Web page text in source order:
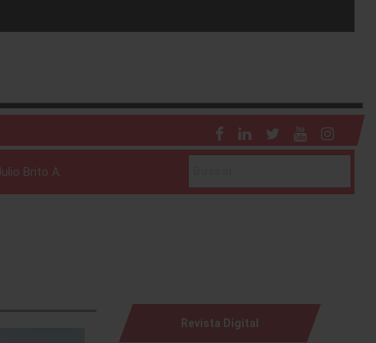
Brito A.
Revista Digital